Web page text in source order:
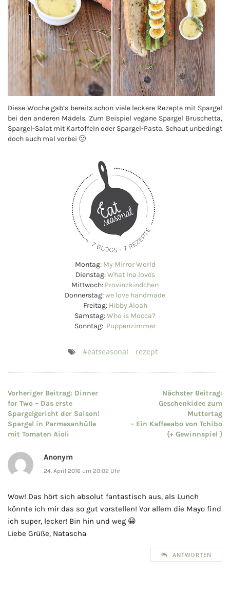
Diese Woche gab’s bereits schon viele leckere Rezepte mit Spargel
bei den anderen Mädels. Zum Beispiel vegane Spargel Bruschetta,
Spargel-Salat mit Kartoffeln oder Spargel-Pasta. Schaut unbedingt
doch auch mal vorbei 🙂
Montag: My Mirror World
Dienstag:What Ina loves
Mittwoch: Provinzkindchen
Donnerstag:we love handmade
Freitag: Hibby Aloah
Samstag:Who is Mocca?
Sonntag: Puppenzimmer
#eatseasonal rezept
Beitragsnavigation
Vorheriger Beitrag: Dinner
for Two – Das erste
Spargelgericht der Saison!
Spargel in Parmesanhülle
mit Tomaten Aioli
Nächster Beitrag:
Geschenkidee zum
Muttertag
– Ein Kaffeeabo von Tchibo
{+ Gewinnspiel }
Anonym
24. April 2016 um 20:02 Uhr
Wow! Das hört sich absolut fantastisch aus, als Lunch
könnte ich mir das so gut vorstellen! Vor allem die Mayo find
ich super, lecker! Bin hin und weg 😀
Liebe Grüße, Natascha
ANTWORTEN